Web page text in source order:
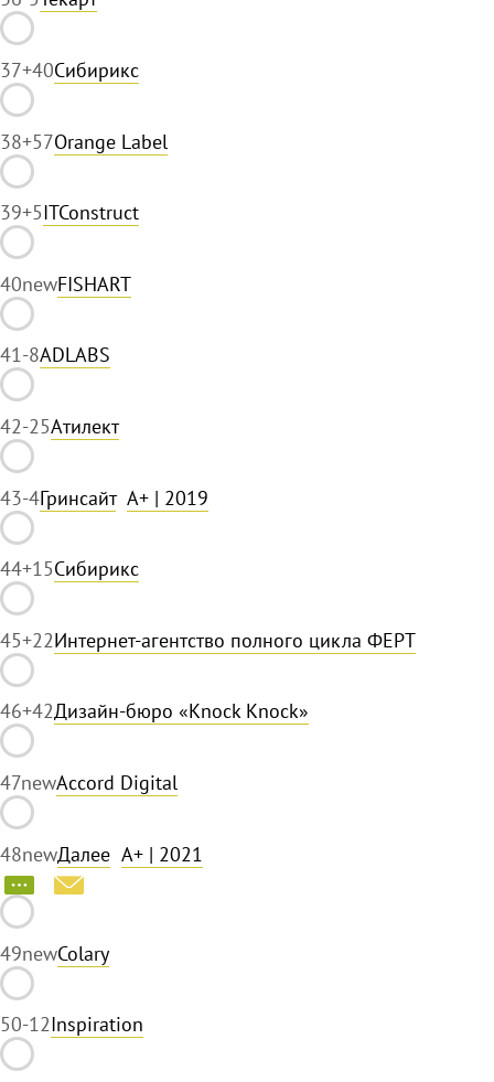
37+40Сибирикс
38+57Orange Label
39+5ITConstruct
40newFISHART
41-8ADLABS
42-25Атилект
43-4Гринсайт A+ | 2019
44+15Сибирикс
45+22Интернет-агентство полного цикла ФЕРТ
46+42Дизайн-бюро «Knock Knock»
47newAccord Digital
48newДалее A+ | 2021
49newColary
50-12Inspiration